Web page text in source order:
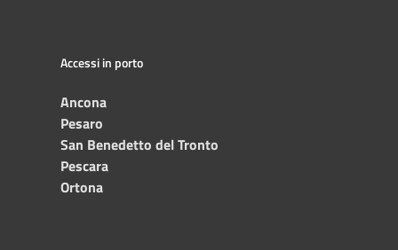
Accessi in porto
Ancona
Pesaro
San Benedetto del Tronto
Pescara
Ortona